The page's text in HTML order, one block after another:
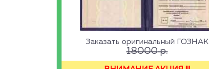
Заказать оригинальный ГОЗНАК
18000р.